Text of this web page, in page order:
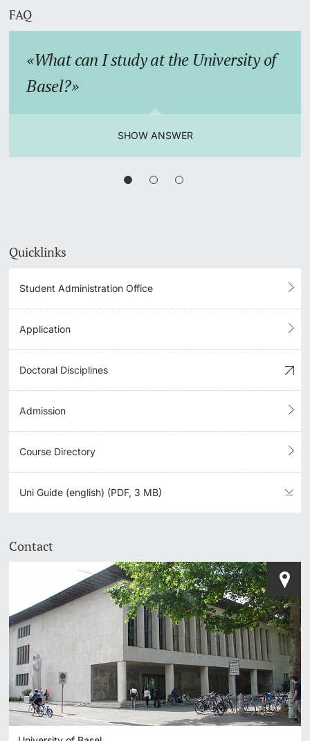
FAQ
What can I study at the University of
Basel?
SHOW ANSWER
Quicklinks
Student Administration Office
Application
Doctoral Disciplines
Admission
Course Directory
Uni Guide (english) (PDF, 3 MB)
Contact